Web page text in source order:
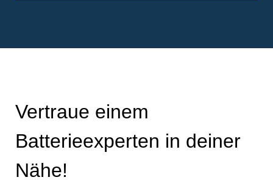
Vertraue einem
Batterieexperten in deiner
Nähe!